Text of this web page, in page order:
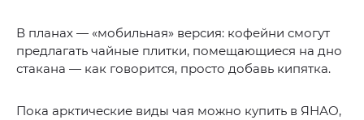
В планах — «мобильная» версия: кофейни смогут
предлагать чайные плитки, помещающиеся на дно
стакана — как говорится, просто добавь кипятка.
Пока арктические виды чая можно купить в ЯНАО,